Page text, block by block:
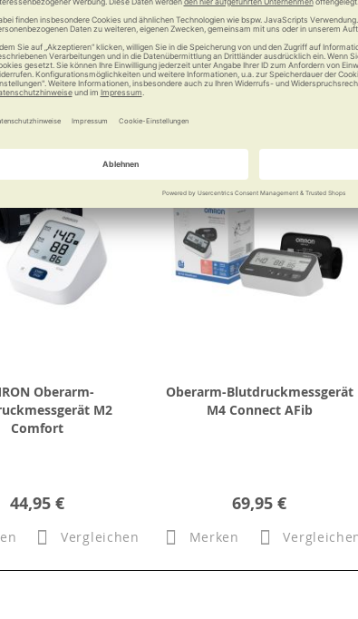
70,99 €
Vergleichen
53,99 €
Merken
Oberarm-
M2
Comfort
44,95 €
Vergleichen
Oberarm-Blutdruckmessgerät
M4 Connect AFib
69,95 €
Merken